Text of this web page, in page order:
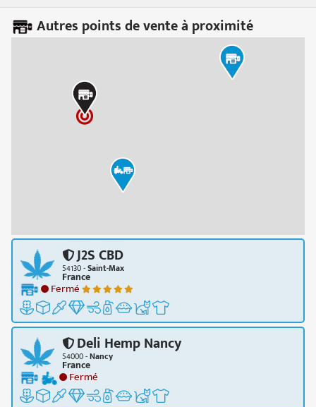
Autres points de vente à proximité
J2S CBD
54130 -Saint-Max
France
Fermé
Deli Hemp Nancy
54000 -Nancy
France
Fermé